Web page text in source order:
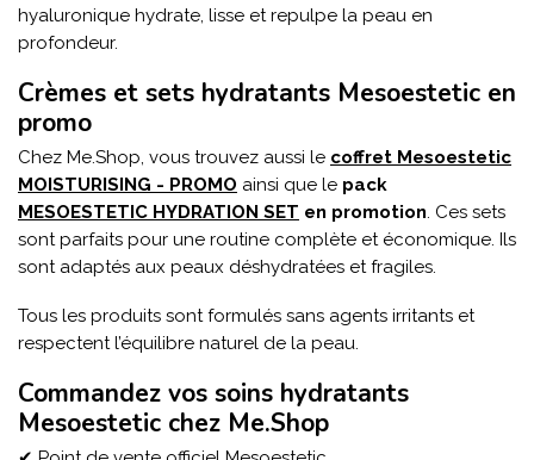
hyaluronique hydrate, lisse et repulpe la peau en
profondeur.
Crèmes et sets hydratants Mesoestetic en
promo
Chez Me.Shop, vous trouvez aussi le coffret Mesoestetic
MOISTURISING - PROMO ainsi que le pack
MESOESTETIC HYDRATION SET en promotion. Ces sets
sont parfaits pour une routine complète et économique. Ils
sont adaptés aux peaux déshydratées et fragiles.
Tous les produits sont formulés sans agents irritants et
respectent l’équilibre naturel de la peau.
Commandez vos soins hydratants
Mesoestetic chez Me.Shop